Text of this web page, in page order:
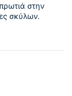
στην
σκύλων.